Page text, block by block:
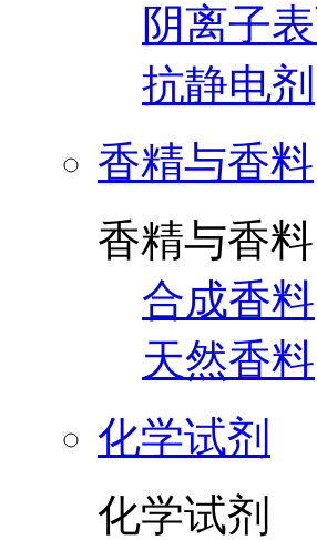
阴离子
抗静电剂
香精与香料
香精与香料
合成香料
天然香料
化学试剂
化学试剂